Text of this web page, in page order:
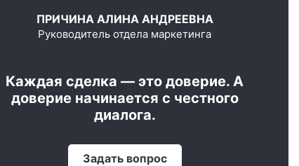
ПРИЧИНА АЛИНА АНДРЕЕВНА
Руководитель отдела маркетинга
Каждая сделка — это доверие. А
доверие начинается с честного
диалога.
Задать вопрос